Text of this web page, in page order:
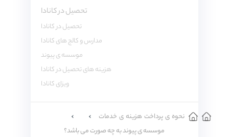
تحصیل در کانادا
تحصیل در کانادا
مدارس و کالج های کانادا
موسسه ی پیوند
هزینه های تحصیل در کانادا
ویزای کانادا
نحوه ی پرداخت هزینه ی خدمات
موسسه ی پیوند به چه صورت می باشد؟